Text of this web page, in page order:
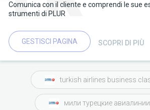
Comunica con il cliente e comprendi le sue
strumenti di PLUR
GESTISCI PAGINA SCOPRI DI PIÙ
turkish airlines business
мили турецкие